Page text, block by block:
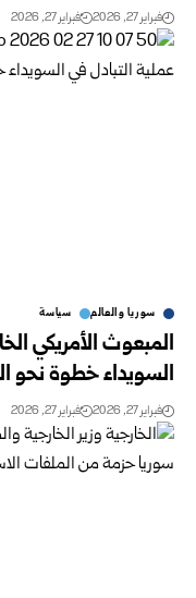
فبراير 27, 2026 فبراير 27, 2026
سوريا والعالم سياسة
المبعوث الأمريكي
السويداء خطوة نحو
فبراير 27, 2026 فبراير 27, 2026